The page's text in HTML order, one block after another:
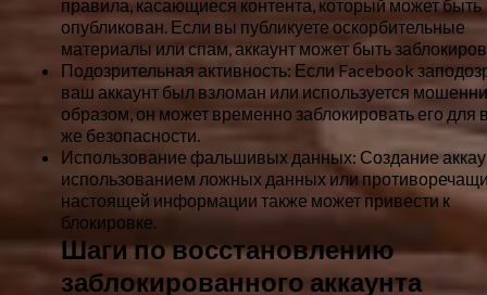
правила, касающиеся контента, который может быть
опубликован. Если вы публикуете оскорбительные
материалы или спам, аккаунт может быть
Подозрительная активность: Если Facebook
ваш аккаунт был взломан или используется
образом, он может временно заблокировать его для
же безопасности.
Использование фальшивых данных: Создание
использованием ложных данных или
настоящей информации также может привести к
блокировке.
Шаги по восстановлению
заблокированного аккаунта